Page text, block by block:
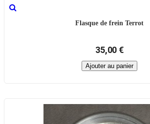
Flasque de frein Terrot
35,00 €
Ajouter au panier